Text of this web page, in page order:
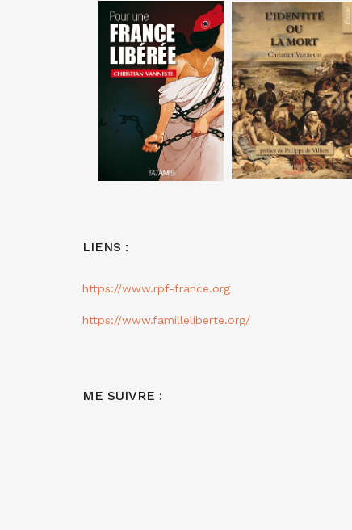
LIENS :
https://www.rpf-france.org
https://www.familleliberte.org/
ME SUIVRE :